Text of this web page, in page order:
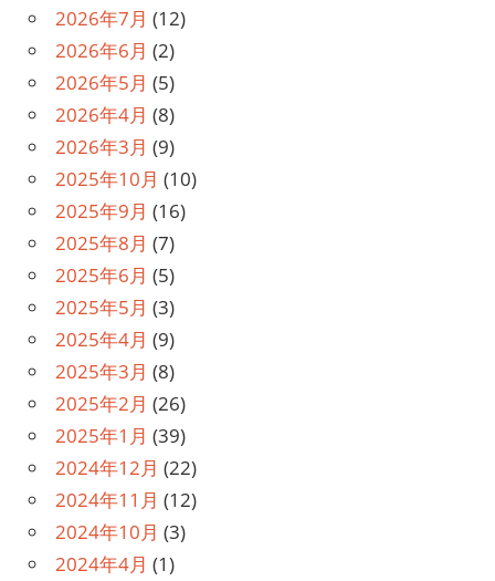
2026年7月 (12)
2026年6月 (2)
2026年5月 (5)
2026年4月 (8)
2026年3月 (9)
2025年10月 (10)
2025年9月 (16)
2025年8月 (7)
2025年6月 (5)
2025年5月 (3)
2025年4月 (9)
2025年3月 (8)
2025年2月 (26)
2025年1月 (39)
2024年12月 (22)
2024年11月 (12)
2024年10月 (3)
2024年4月 (1)